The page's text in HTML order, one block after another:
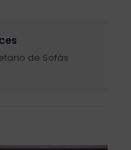
de Sofás